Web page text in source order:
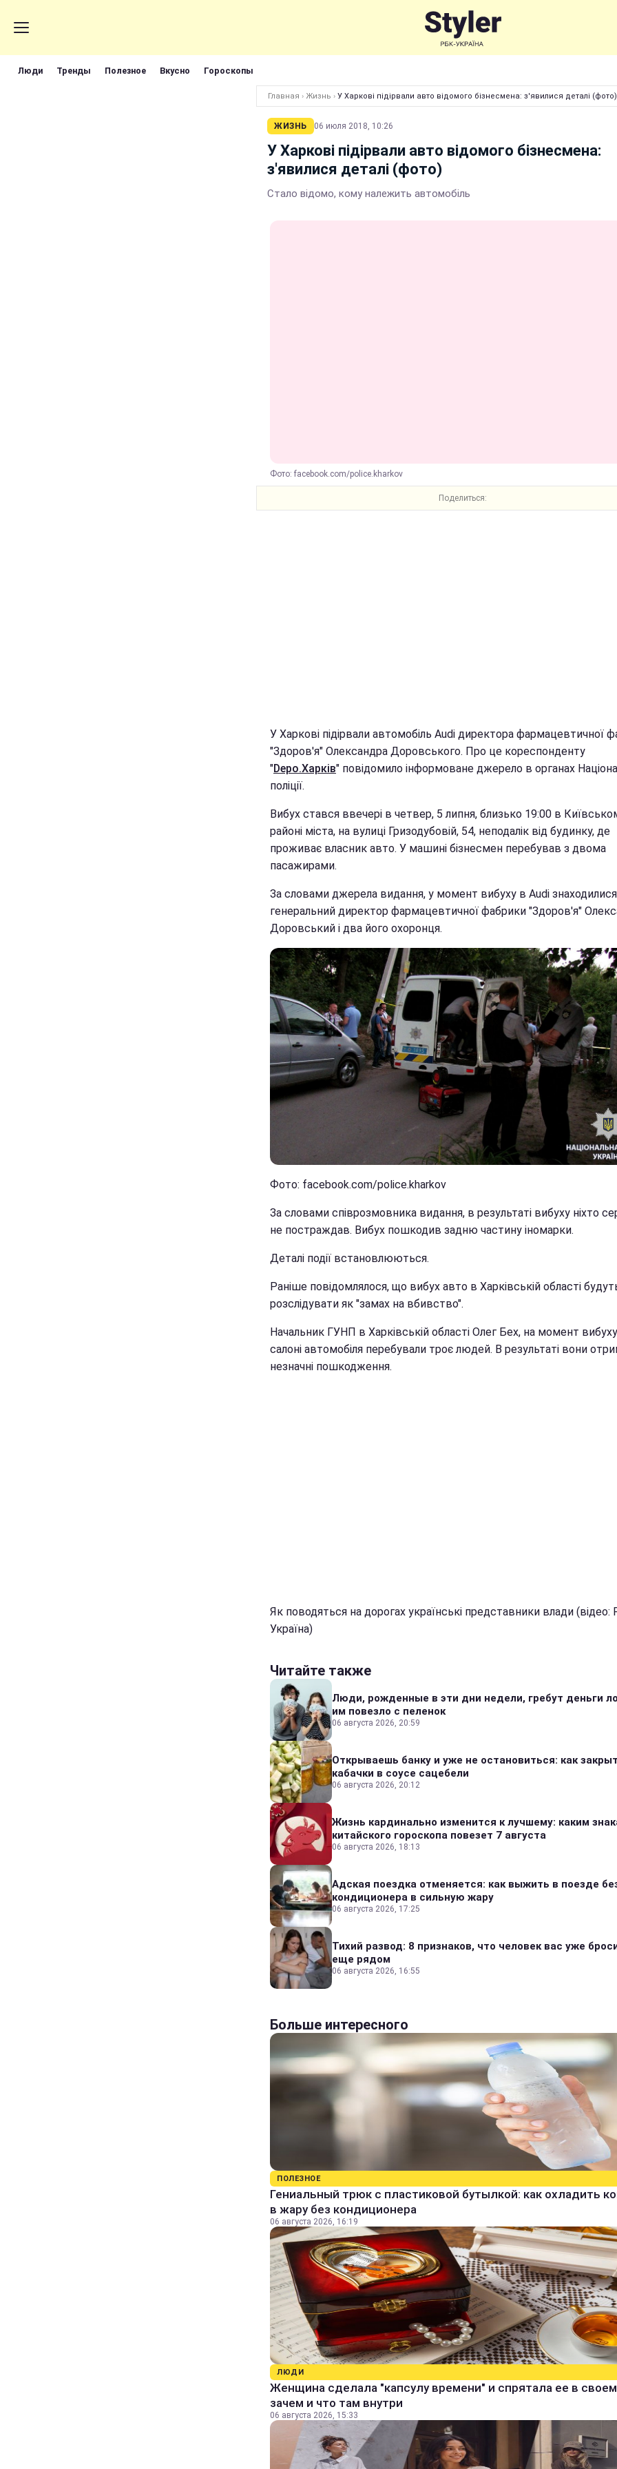
Люди Тренды Полезное Вкусно Гороскопы
Главная › Жизнь › У Харкові підірвали авто відомого бізнесмена: з'явилися деталі (фото)
ЖИЗНЬ 06 июля 2018, 10:26
У Харкові підірвали авто відомого бізнесмена:
з'явилися деталі (фото)
Стало відомо, кому належить автомобіль
Фото: facebook.com/police.kharkov
Поделиться:
У Харкові підірвали автомобіль Audi директора фармацевтичної
"Здоров'я" Олександра Доровського. Про це кореспонденту
"Depo.Харків" повідомило інформоване джерело в органах
поліції.
Вибух стався ввечері в четвер, 5 липня, близько 19:00 в
районі міста, на вулиці Гризодубовій, 54, неподалік від будинку, де
проживає власник авто. У машині бізнесмен перебував з двома
пасажирами.
За словами джерела видання, у момент вибуху в Audi знаходилися
генеральний директор фармацевтичної фабрики "Здоров'я"
Доровський і два його охоронця.
Фото: facebook.com/police.kharkov
За словами співрозмовника видання, в результаті вибуху ніхто
не постраждав. Вибух пошкодив задню частину іномарки.
Деталі події встановлюються.
Раніше повідомлялося, що вибух авто в Харківській області
розслідувати як "замах на вбивство".
Начальник ГУНП в Харківській області Олег Бех, на момент
салоні автомобіля перебували троє людей. В результаті вони
незначні пошкодження.
Як поводяться на дорогах українські представники влади
Україна)
Читайте также
Люди, рожденные в эти дни недели, гребут деньги
им повезло с пеленок
06 августа 2026, 20:59
Открываешь банку и уже не остановиться: как
кабачки в соусе сацебели
06 августа 2026, 20:12
Жизнь кардинально изменится к лучшему: каким
китайского гороскопа повезет 7 августа
06 августа 2026, 18:13
Адская поездка отменяется: как выжить в поезде
кондиционера в сильную жару
06 августа 2026, 17:25
Тихий развод: 8 признаков, что человек вас уже
еще рядом
06 августа 2026, 16:55
Больше интересного
ПОЛЕЗНОЕ
Гениальный трюк с пластиковой бутылкой: как охладить
в жару без кондиционера
06 августа 2026, 16:19
ЛЮДИ
Женщина сделала "капсулу времени" и спрятала ее в
зачем и что там внутри
06 августа 2026, 15:33